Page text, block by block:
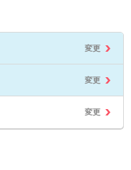
変更
変更
変更